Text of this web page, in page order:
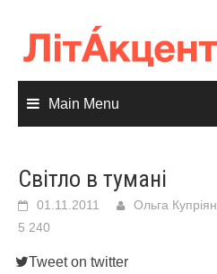
content
Main Menu
Світло в тумані
01.11.2011 Ольга Купріян
5 240
Tweet on twitter